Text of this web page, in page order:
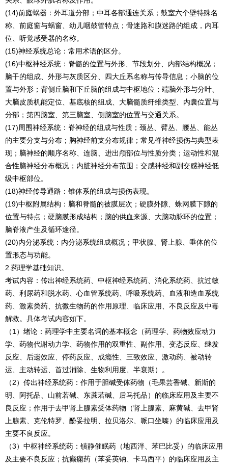
(14)前庭蜗器：外耳道分部；中耳各部通连关系；鼓室六个壁特殊名
称、前庭窗与蜗窗、幼儿咽鼓管特点；骨迷路和膜迷路的组成，内耳
位、听觉感受器的名称。
(15)神经系统总论：常用术语的区分。
(16)中枢神经系统：脊髓的位置与外形、节段划分、内部结构概况；
脑干的组成、外形与灰质区分、四大丘系名称与传导信息；小脑的位
置与外形；背侧丘脑和下丘脑的组成与中枢地位；端脑外形与分叶、
大脑皮质机能定位、基底核的组成、大脑髓质纤维类型、内囊位置与
分部；第四脑室、第三脑室、侧脑室的位置与交通关系。
(17)周围神经系统：脊神经的组成与性质；颈丛、臂丛、腰丛、能丛
的主要分支与分布；胸神经前支分布规律；常见脊神经损伤与典型表
现；脑神经的顺序名称、连脑、进出颅部位与性质分类；运动性和混
合性脑神经分布概况；内脏神经分布范围；交感神经和副交感神经低
级中枢部位。
(18)神经传导通路：锥体系的组成与损伤表现。
(19)中枢附属结构：脑和脊髓的被膜层次；硬膜外隙、蛛网膜下隙的
位置与特点；硬脑膜形成结构；脑的供血来源、大脑动脉环的位置；
脑脊液产生及循环途径。
(20)内分泌系统：内分泌系统组成概况；甲状腺、肾上腺、垂体的位
置形态与功能。
2.药理学基础知识。
考试内容：传出神经系统药、中枢神经系统药、消化系统药、抗过敏
药、利尿药和脱水药、心血管系统药、呼吸系统药、血液和造血系统
药、激素类药、抗微生物药的作用原理、临床应用、不良反应及中毒
解救。具体考试内容如下。
（1）绪论：药理学中主要名词的基本概念（药理学、药物效应动力
学、药物代谢动力学、药物作用的双重性、副作用、变态反应、继发
反应、后遗效应、停药反应、成瘾性、三致效应、激动药、被动转
运、主动转运、首过消除、生物利用度、半衰期）。
（2）传出神经系统药：作用于胆碱受体药物（毛果芸香碱、新斯的
明、阿托品、山前若碱、东蔗若碱、后马托品）的临床应用及主要不
良反应；作用于去甲肾上腺素受体药物（肾上腺素、麻黄碱、去甲肾
上腺素、克伦特罗、酚妥拉明、拉贝洛尔、哌口坐嗪）的临床应用及
主要不良反应。
（3）中枢神经系统药：镇静催眠药（地西泮、苯巴比妥）的临床应用
及主要不良反应；抗癫痫药（苯妥英钠、卡马西平）的临床应用及主